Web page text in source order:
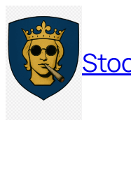
Hoppa
till
innehåll